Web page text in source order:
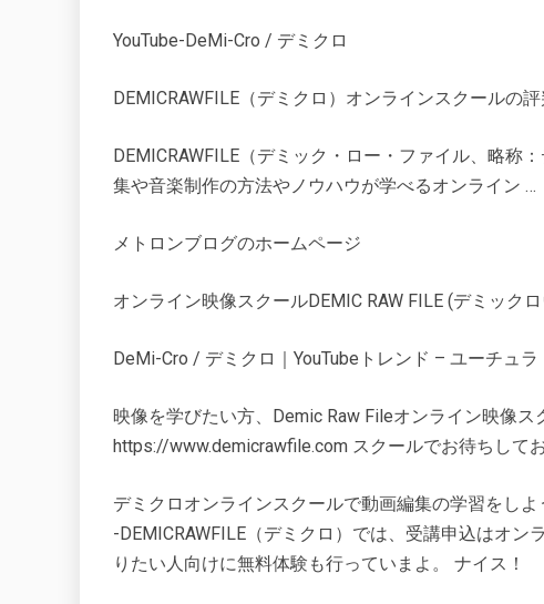
YouTube-DeMi-Cro / デミクロ
DEMICRAWFILE（デミクロ）オンラインスクールの評
DEMICRAWFILE（デミック・ロー・ファイル、略称
集や音楽制作の方法やノウハウが学べるオンライン …
メトロンブログのホームページ
オンライン映像スクールDEMIC RAW FILE (デミック
DeMi-Cro / デミクロ｜YouTubeトレンド – ユーチュラ
映像を学びたい方、Demic Raw Fileオンライン映像
https://www.demicrawfile.com スクールでお待ちして
デミクロオンラインスクールで動画編集の学習をしよ
-DEMICRAWFILE（デミクロ）では、受講申込はオ
りたい人向けに無料体験も行っていまよ。 ナイス！